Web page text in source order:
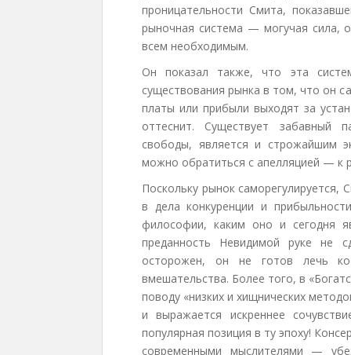
проницательности Смита,
рыночная система — могучая сила,
всем необходимым.
Он показал также, что эта
существования рынка в том, что он
платы или прибыли выходят за
оттеснит. Существует забавный
свободы, является и строжайшим
можно обратиться с апелляцией — к
Поскольку рынок саморегулируется,
в дела конкуренции и
философии, каким оно и сегодня
преданность Невидимой руке не
осторожен, он не готов лечь
вмешательства. Более того, в
поводу «низких и хищнических
и выражается искреннее
популярная позиция в ту эпоху!
современными мыслителями —